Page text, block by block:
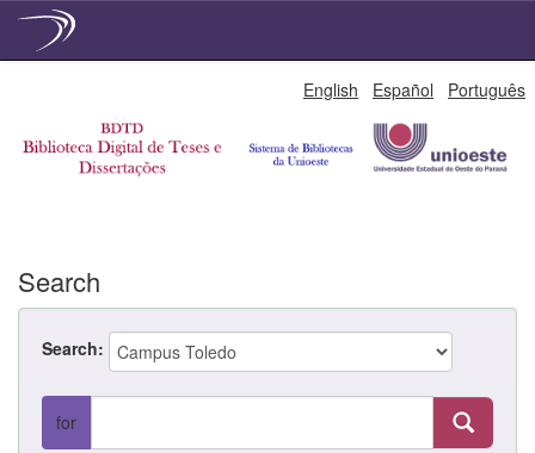
English Español Português
Search
Search:
for